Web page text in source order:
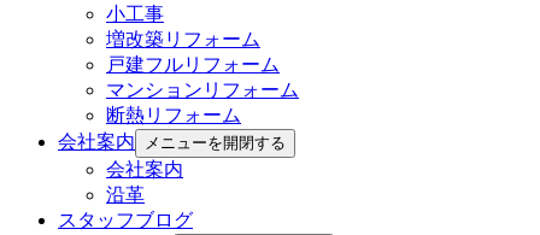
小工事
増改築リフォーム
戸建フルリフォーム
マンションリフォーム
断熱リフォーム
会社案内
メニューを開閉する
会社案内
沿革
スタッフブログ